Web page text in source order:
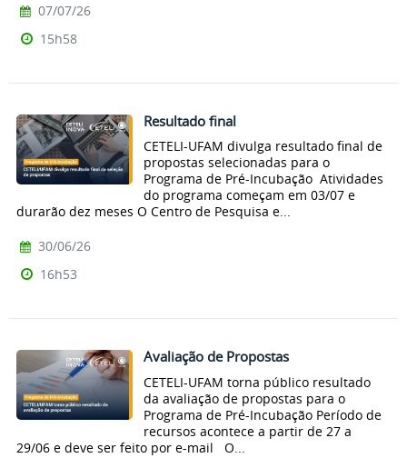
07/07/26
15h58
Resultado final
CETELI-UFAM divulga resultado final de
propostas selecionadas para o
Programa de Pré-Incubação Atividades
do programa começam em 03/07 e
durarão dez meses O Centro de Pesquisa e...
30/06/26
16h53
Avaliação de Propostas
CETELI-UFAM torna público resultado
da avaliação de propostas para o
Programa de Pré-Incubação Período de
recursos acontece a partir de 27 a
29/06 e deve ser feito por e-mail O...